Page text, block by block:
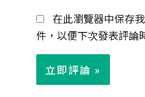
件
*
在此瀏覽器中保存
件，以便下次發表評論